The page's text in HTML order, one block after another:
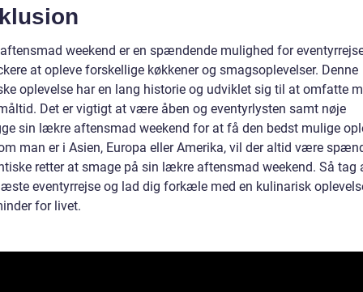
weekend er en spændende mulighed for
at opleve forskellige køkkener og smagsoplevelser. Denne
oplevelse har en lang historie og udviklet sig til at omfatte
Det er vigtigt at være åben og eventyrlysten samt nøje
sin lækre aftensmad weekend for at få den bedst mulige
man er i Asien, Europa eller Amerika, vil der altid være
retter at smage på sin lækre aftensmad weekend. Så tag
eventyrrejse og lad dig forkæle med en kulinarisk
for livet.